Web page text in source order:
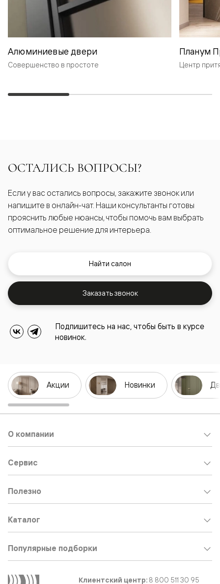
Алюминиевые двери
Совершенство в простоте
Планум
Центр
ОСТАЛИСЬ ВОПРОСЫ?
Если у вас остались вопросы, закажите звонок или
напишите в онлайн-чат. Наши консультанты готовы
прояснить любые нюансы, чтобы помочь вам выбрать
оптимальное решение для интерьера.
Найти салон
Заказать звонок
Подпишитесь на нас, чтобы быть в курсе
новинок.
Акции Новинки
О компании
Сервис
Полезно
Каталог
Популярные подборки
Клиентский центр: 8 800 511 30 95